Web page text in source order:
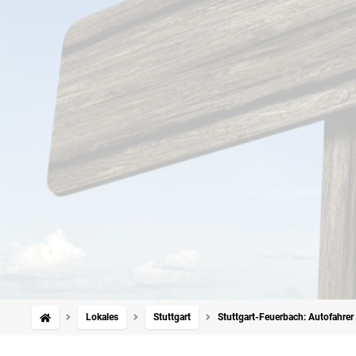
Lokales Stuttgart Stuttgart-Feuerbach: